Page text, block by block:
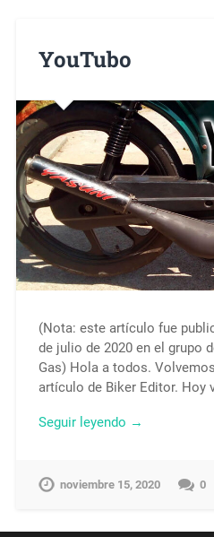
YouTubo
(Nota: este artículo fue
de julio de 2020 en el grupo
Gas) Hola a todos.
artículo de Biker Editor. Hoy
Seguir leyendo →
noviembre 15, 2020 0